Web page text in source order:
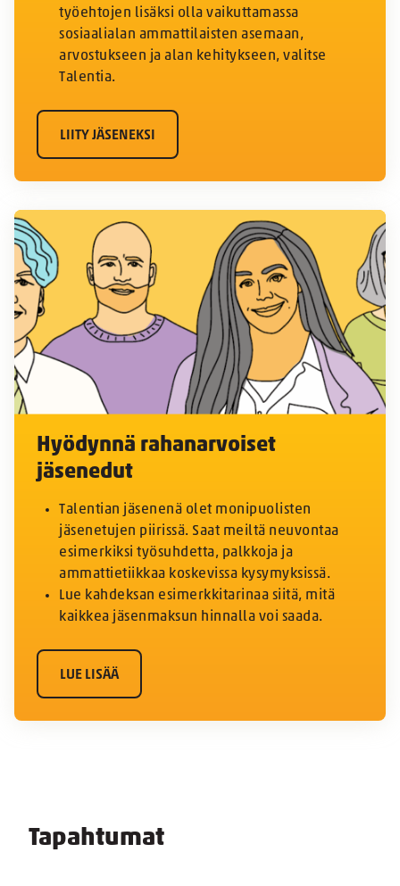
työehtojen lisäksi olla vaikuttamassa
sosiaalialan ammattilaisten asemaan,
arvostukseen ja alan kehitykseen, valitse
Talentia.
LIITY JÄSENEKSI
Hyödynnä rahanarvoiset
jäsenedut
Talentian jäsenenä olet monipuolisten
jäsenetujen piirissä. Saat meiltä neuvontaa
esimerkiksi työsuhdetta, palkkoja ja
ammattietiikkaa koskevissa kysymyksissä.
Lue kahdeksan esimerkkitarinaa siitä, mitä
kaikkea jäsenmaksun hinnalla voi saada.
LUE LISÄÄ
Tapahtumat